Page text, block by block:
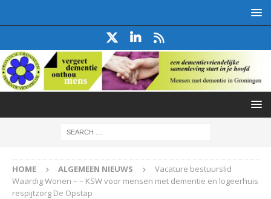
HOME ALGEMEEN NIEUWS
Vacature bestuurslid
Waardig Wonen – – KSW voor mensen met dementie en logeerhuis
respijtzorg De Opstap